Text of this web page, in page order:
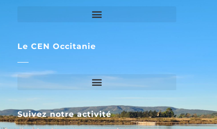
Le CEN Occitanie
Suivez notre activité